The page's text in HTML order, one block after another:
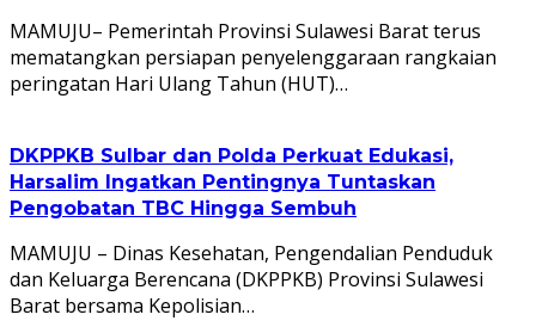
MAMUJU– Pemerintah Provinsi Sulawesi Barat terus
mematangkan persiapan penyelenggaraan rangkaian
peringatan Hari Ulang Tahun (HUT)…
DKPPKB Sulbar dan Polda Perkuat Edukasi,
Harsalim Ingatkan Pentingnya Tuntaskan
Pengobatan TBC Hingga Sembuh
MAMUJU – Dinas Kesehatan, Pengendalian Penduduk
dan Keluarga Berencana (DKPPKB) Provinsi Sulawesi
Barat bersama Kepolisian…